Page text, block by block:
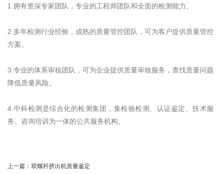
1.拥有资深专家团队，专业的工程师团队和全面的检测能力。
2.多年检测行业经验，成熟的质量管控团队，可为客户提供质量管控
方案。
3.专业的体系审核团队，可为企业提供质量审核服务，查找质量问题
降低质量风险。
4.中科检测是综合化的检测集团，集检验检测、认证鉴定、技术服
务、咨询培训为一体的公共服务机构。
上一篇： 双螺杆挤出机质量鉴定